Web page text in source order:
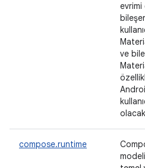
evrimi
ve
compose.runtime